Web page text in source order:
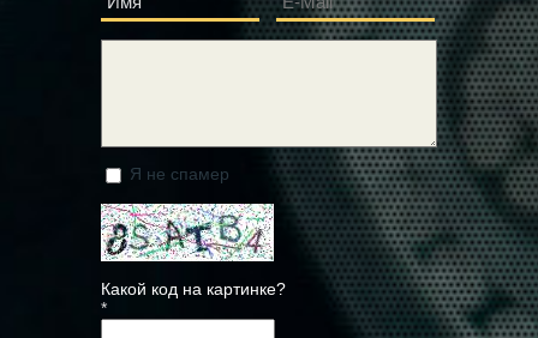
*
Я не спамер
Я спамер
Какой код на картинке?
*